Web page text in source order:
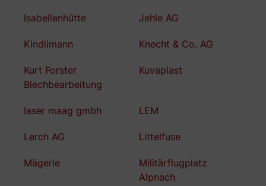
Isabellenhütte Jehle AG
Kindlimann Knecht & Co. AG
Kurt Forster
Blechbearbeitung
Kuvaplast
laser maag gmbh LEM
Lerch AG Littelfuse
Mägerle
Militärflugplatz
Alpnach